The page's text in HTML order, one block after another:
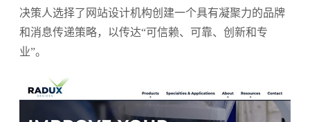
决策人选择了网站设计机构创建一个具有凝聚力的品牌
和消息传递策略，以传达“可信赖、可靠、创新和专
业”。